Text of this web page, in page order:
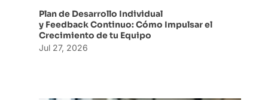
Plan de Desarrollo Individual
y Feedback Continuo: Cómo Impulsar el
Crecimiento de tu Equipo
Jul 27, 2026